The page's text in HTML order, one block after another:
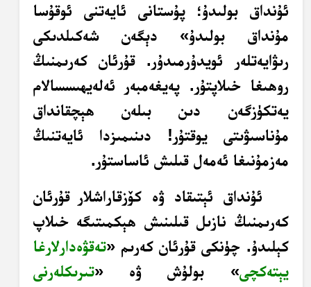
ئۇنداق بولىدۇ؛ پۇستانى ئايەتنى ئوقۇسا
مۇنداق بولىدۇ» دېگەن شەكىلدىكى
رىۋايەتلەر ئويدۇرمىدۇر. قۇرئان كەرىمنىڭ
روھىغا خىلاپتۇر. پەيغەمبەر ئەلەيھىسسالام
يەتكۈزگەن دىن بىلەن ھېچقانداق
مۇناسىۋىتى يوقتۇر! دىنىمىزدا ئايەتنىڭ
مەزمۇنىغا ئەمەل قىلىش ئاساستۇر.
ئۇنداق ئېتىقاد ۋە كۆزقاراشلار قۇرئان
كەرىمنىڭ نازىل قىلىنىش ھېكمىتىگە خىلاپ
كېلىدۇ. چۈنكى قۇرئان كەرىم «تەقۋەدارلارغا
يېتەكچى» بولۇش ۋە «تىرىكلەرنى